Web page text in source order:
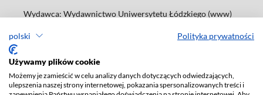
polski Polityka prywatności
Używamy plików cookie
Możemy je zamieścić w celu analizy danych dotyczących odwiedzających,
ulepszenia naszej strony internetowej, pokazania spersonalizowanych treści i
Wydawca: Wydawnictwo Uniwersytetu Łódzkiego (www)
Tel.: 42 235 01 65, fax: 42 66 55 86
Deklaracja dostępności